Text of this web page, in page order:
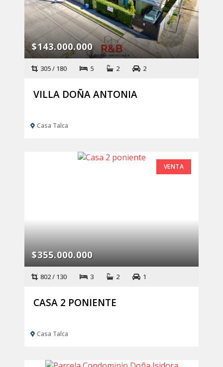
$143.000.000
305 / 180 5 2 2
VILLA DOÑA ANTONIA
Casa Talca
VENTA
$355.000.000
802 / 130 3 2 1
CASA 2 PONIENTE
Casa Talca